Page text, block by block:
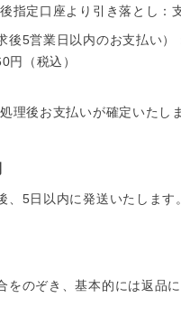
指定口座より引き落とし：
後5営業日以内のお支払い）
円（税込）
理後お支払いが確定いたし
、5日以内に発送いたします。
をのぞき、基本的には返品に